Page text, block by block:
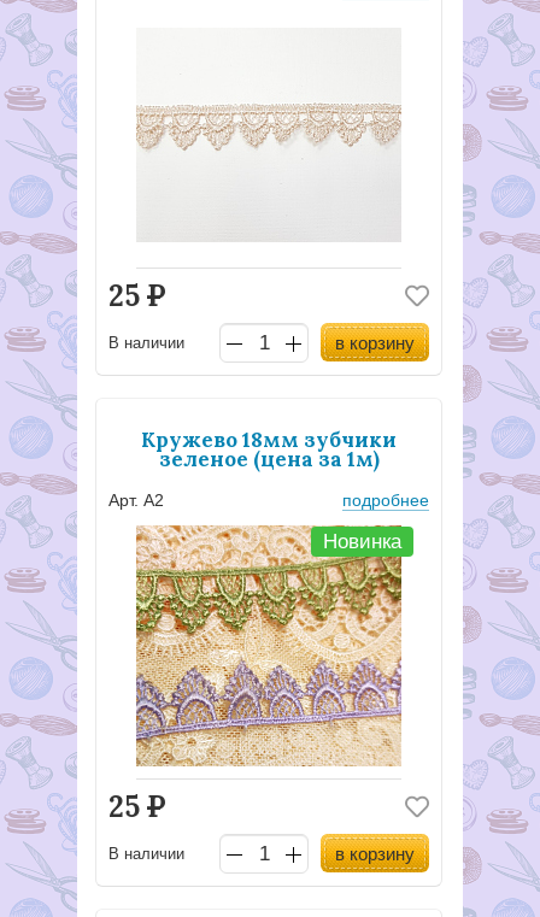
25Р
В наличии в корзину
Кружево 18мм зубчики
зеленое (цена за 1м)
Арт. А2 подробнее
Новинка
25Р
В наличии в корзину